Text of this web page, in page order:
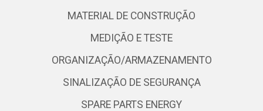
MATERIAL DE CONSTRUÇÃO
MEDIÇÃO E TESTE
ORGANIZAÇÃO/ARMAZENAMENTO
SINALIZAÇÃO DE SEGURANÇA
SPARE PARTS ENERGY